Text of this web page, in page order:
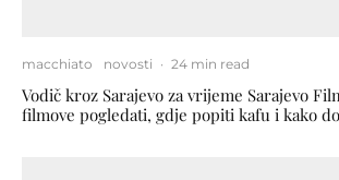
macchiato novosti · 24 min read
Vodič kroz Sarajevo za vrijeme Sarajevo
filmove pogledati, gdje popiti kafu i kako